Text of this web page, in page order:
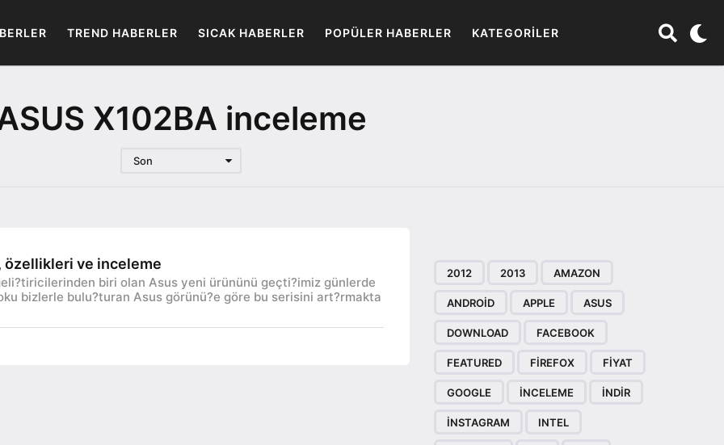
TREND HABERLER SICAK HABERLER POPÜLER HABERLER KATEGORILER
X102BA inceleme
Son
özellikleri ve inceleme
biri olan Asus yeni ürününü geçti?imiz günlerde
bizlerle bulu?turan Asus görünü?e göre bu serisini art?rmakta
2012 2013 AMAZON
ANDROID APPLE ASUS
DOWNLOAD FACEBOOK
FEATURED FIREFOX FIYAT
GOOGLE INCELEME INDIR
INSTAGRAM INTEL